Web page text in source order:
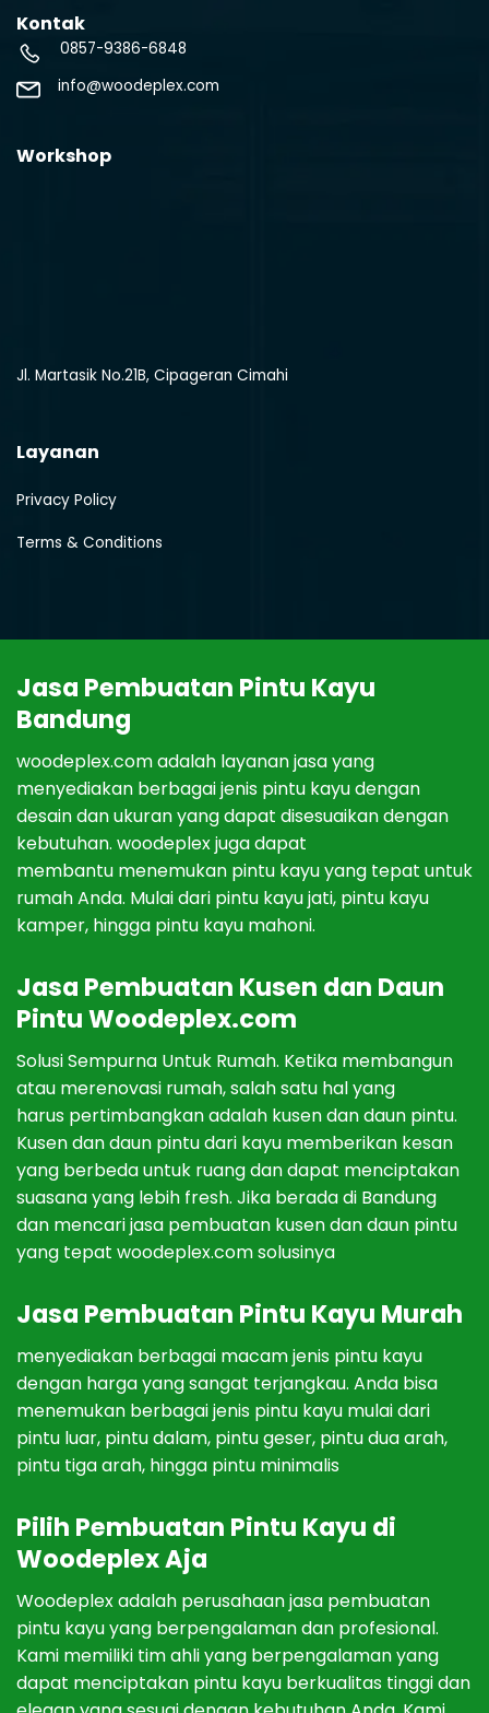
Kontak
0857-9386-6848
info@woodeplex.com
Workshop
Jl. Martasik No.21B, Cipageran Cimahi
Layanan
Privacy Policy
Terms & Conditions
Jasa Pembuatan Pintu Kayu
Bandung
woodeplex.com adalah layananjasayang
menyediakan berbagaijenis pintu kayudengan
desaindanukuranyangdapat disesuaikandengan
kebutuhan. woodeplexjugadapat
membantu menemukan pintu kayuyang tepat untuk
rumahAnda. Mulaidari pintu kayujati, pintu kayu
kamper, hingga pintu kayu mahoni.
Jasa Pembuatan Kusen dan Daun
PintuWoodeplex.com
SolusiSempurna Untuk Rumah. Ketika membangun
atau merenovasi rumah,salahsatu halyang
harus pertimbangkanadalah kusendandaun pintu.
Kusendandaun pintudari kayu memberikan kesan
yang berbedauntuk ruangdandapat menciptakan
suasanayang lebih fresh. Jika beradadi Bandung
dan mencarijasa pembuatan kusendandaun pintu
yang tepat woodeplex.com solusinya
Jasa Pembuatan Pintu Kayu Murah
menyediakan berbagai macamjenis pintu kayu
dengan hargayangsangat terjangkau. Anda bisa
menemukan berbagaijenis pintu kayu mulaidari
pintu luar, pintudalam, pintugeser, pintuduaarah,
pintu tigaarah, hingga pintu minimalis
Pilih Pembuatan Pintu Kayu di
Woodeplex Aja
Woodeplexadalah perusahaanjasa pembuatan
pintu kayuyang berpengalamandan profesional.
Kami memiliki timahliyang berpengalamanyang
dapat menciptakan pintu kayu berkualitas tinggidan